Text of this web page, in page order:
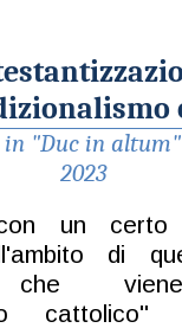
"Duc in altum"
2023
con un
di
che